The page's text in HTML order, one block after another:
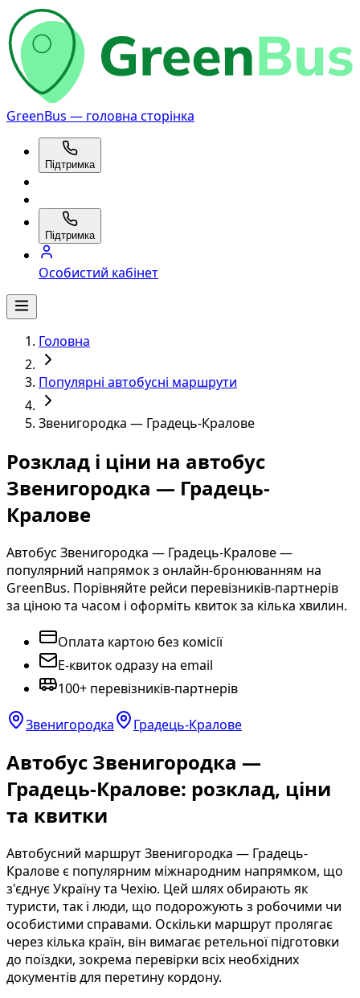
GreenBus — головна сторінка
Підтримка
Підтримка
Особистий кабінет
Головна
Популярні автобусні маршрути
Звенигородка — Градець-Кралове
Розклад і ціни на автобус
Звенигородка — Градець-
Кралове
Автобус Звенигородка — Градець-Кралове —
популярний напрямок з онлайн-бронюванням на
GreenBus. Порівняйте рейси перевізників-партнерів
за ціною та часом і оформіть квиток за кілька хвилин.
Оплата картою без комісії
E-квиток одразу на email
100+ перевізників-партнерів
Звенигородка Градець-Кралове
Автобус Звенигородка —
Градець-Кралове: розклад, ціни
та квитки
Автобусний маршрут Звенигородка — Градець-
Кралове є популярним міжнародним напрямком, що
з'єднує Україну та Чехію. Цей шлях обирають як
туристи, так і люди, що подорожують з робочими чи
особистими справами. Оскільки маршрут пролягає
через кілька країн, він вимагає ретельної підготовки
до поїздки, зокрема перевірки всіх необхідних
документів для перетину кордону.